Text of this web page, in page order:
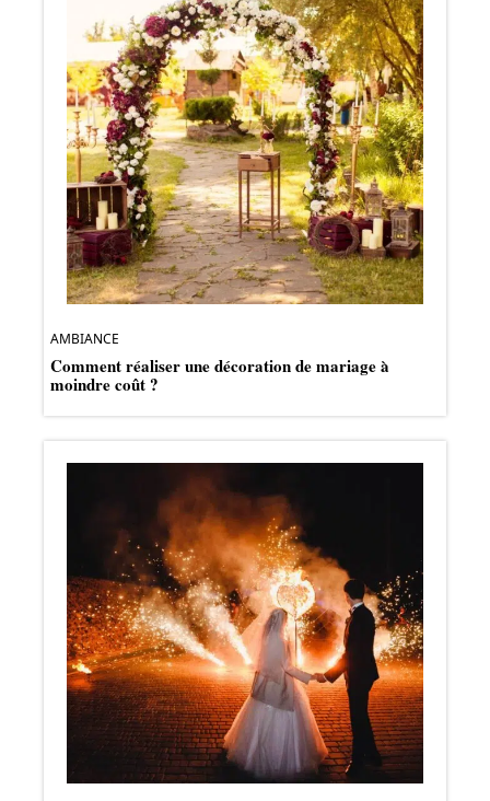
AMBIANCE
Comment réaliser une décoration de mariage à
moindre coût ?